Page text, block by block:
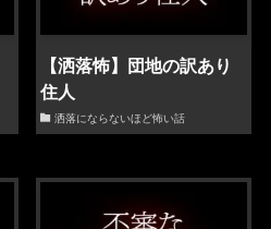
【洒落怖】団地の訳あり
住人
洒落にならないほど怖い話